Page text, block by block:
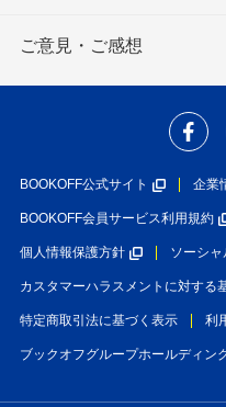
ご意見・ご感想
BOOKOFF公式サイト 企業
BOOKOFF会員サービス利用規約
個人情報保護方針 ソーシ
カスタマーハラスメントに対する
特定商取引法に基づく表示 利
ブックオフグループホールディン